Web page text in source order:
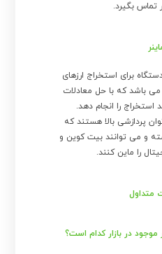
تماس بگیرد.
برای استخراج ارزهای
باشد که با حل معادلات
استخراج را انجام دهد.
پردازشی بالا هستند که
و می توانند بیت کوین و
را ماین کنند.
متداول
موجود در بازار کدام است؟